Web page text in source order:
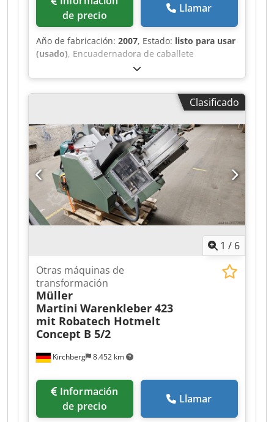
de precio
Llamar
Año de fabricación: 2007, Estado: listo para usar
(usado), Encuadernadora de caballete
Heidelberg alimentador de pila plana DHU 450
Crjdpsxw Iryjfx Ag Ejf
Clasificado
1 / 6
Kirchberg 8.452 km
Otras máquinas de
transformación
Müller
Martini Warenkleber 423
mit Robatech Hotmelt
Concept B 5/2
de precio
Llamar